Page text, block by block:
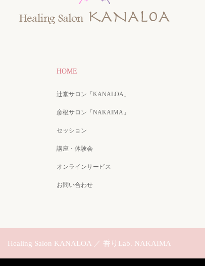
HOME
辻堂サロン「KANALOA」
彦根サロン「NAKAIMA」
セッション
講座・体験会
オンラインサービス
お問い合わせ
Healing Salon KANALOA ／ 香りLab. NAKAIMA